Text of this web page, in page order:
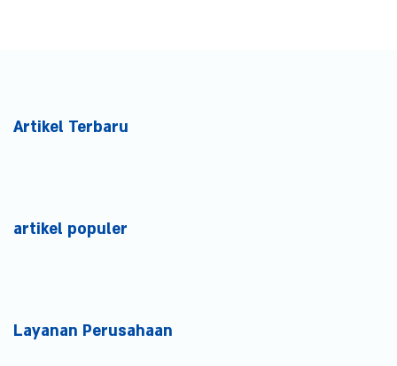
Artikel Terbaru
artikel populer
Layanan Perusahaan